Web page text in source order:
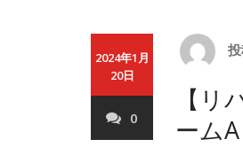
2024年1月
20日
0
【
ーム